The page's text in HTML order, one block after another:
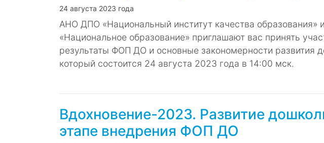
24 августа 2023 года
АНО ДПО «Национальный институт качества образования»
«Национальное образование» приглашают вас принять
результаты ФОП ДО и основные закономерности развития
который состоится 24 августа 2023 года в 14:00 мск.
Вдохновение-2023. Развитие
этапе внедрения ФОП ДО